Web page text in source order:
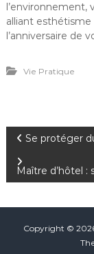
l’environnement,
alliant
l’anniversaire de
Vie Pratique
Se protéger
Maître d’hôtel :
Copyright ©